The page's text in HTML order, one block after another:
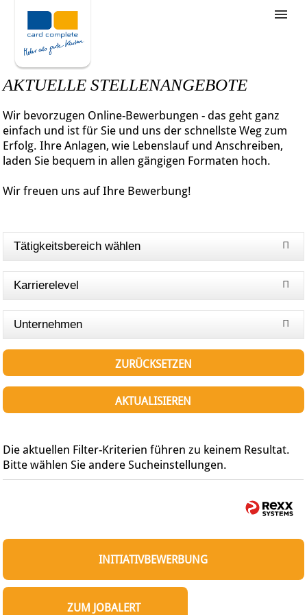
Stellenangebote
Unternehmensziele
Wie bewerbe ich mich
AKTUELLE STELLENANGEBOTE
Wir bevorzugen Online-Bewerbungen - das geht ganz
einfach und ist für Sie und uns der schnellste Weg zum
Erfolg. Ihre Anlagen, wie Lebenslauf und Anschreiben,
laden Sie bequem in allen gängigen Formaten hoch.
Wir freuen uns auf Ihre Bewerbung!
Tätigkeitsbereich wählen
Karrierelevel
Unternehmen
ZURÜCKSETZEN
AKTUALISIEREN
Die aktuellen Filter-Kriterien führen zu keinem Resultat.
Bitte wählen Sie andere Sucheinstellungen.
INITIATIVBEWERBUNG
ZUM JOBALERT